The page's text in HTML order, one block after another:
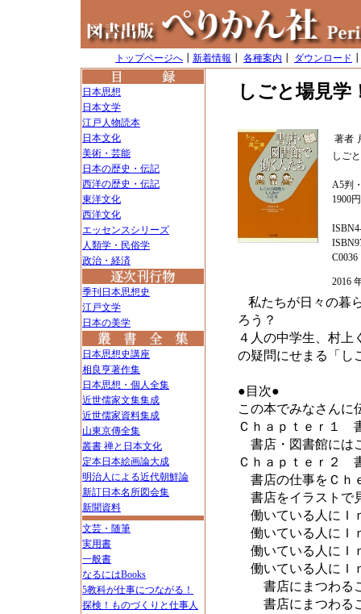
トップページへ 新着情報 各種案内 ダウンロード
日本思想
日本文学
江戸人物読本
日本文化
美術・芸能
日本の歴史・伝記
西洋の歴史・伝記
東洋文化
西洋文化
エッセンスシリーズ
人類学・民俗学
政治・経済
季刊日本思想史
江戸文学
日本の美学
日本思想史講座
相良亨著作集
日本思想・個人全集
近世儒家文集集成
近世儒家資料集成
山東京傳全集
叢書 禅と日本文化
定本日本絵画論大成
明治人による近代朝鮮論
新訂日本名所図会集
新聞資料
文芸・随筆
実用書
一般書
なるにはBooks
5教科が仕事につながる！
探検！ものづくりと仕事人
しごと場見
著者
しご
A5判
1900
C0036
2016
私たちが日々の暮
ろう？
４人の中学生、村上
の疑問にせまる「し
●目次●
この本でみなさんに
Ｃｈａｐｔｅｒ１
書店・図書館には
Ｃｈａｐｔｅｒ２
書店の仕事をＣｈ
書店をイラストで
働いている人にＩ
働いている人にＩ
働いている人にＩ
働いている人にＩ
書店にまつわる
書店にまつわる